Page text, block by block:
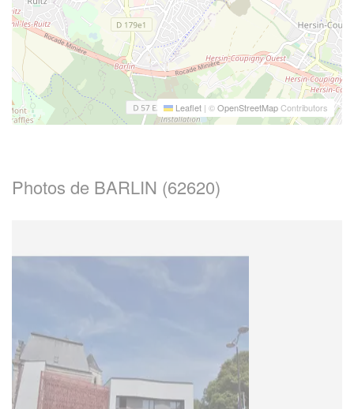
Leaflet | ©OpenStreetMapContributors
Photos de BARLIN (62620)